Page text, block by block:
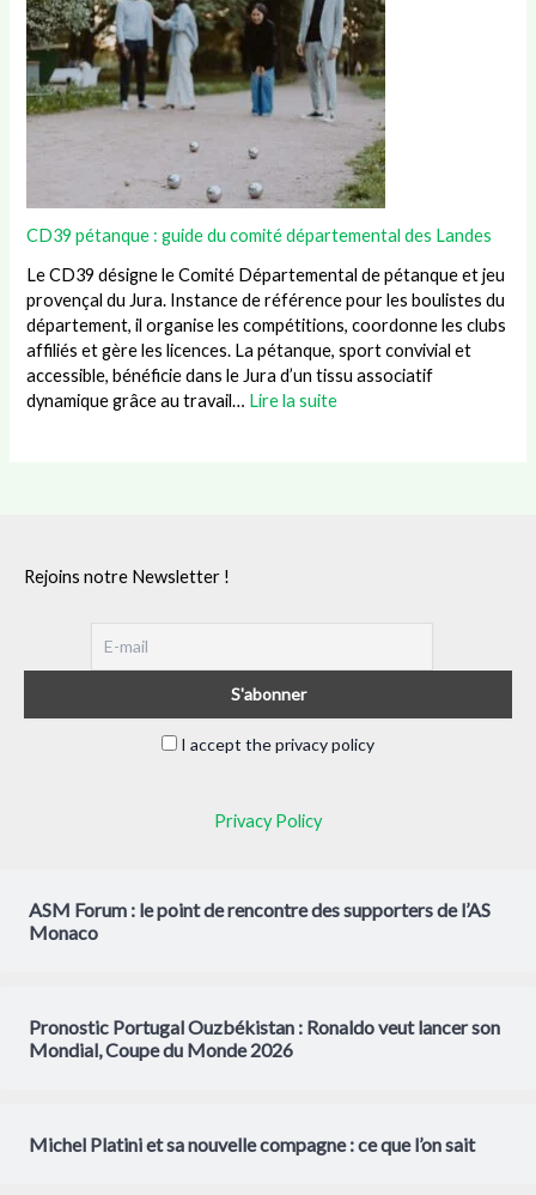
CD39 pétanque : guide du comité départemental des Landes
Le CD39 désigne le Comité Départemental de pétanque et jeu
provençal du Jura. Instance de référence pour les boulistes du
département, il organise les compétitions, coordonne les clubs
affiliés et gère les licences. La pétanque, sport convivial et
accessible, bénéficie dans le Jura d’un tissu associatif
dynamique grâce au travail… Lire la suite
Rejoins notre Newsletter !
I accept the privacy policy
Privacy Policy
ASM Forum : le point de rencontre des supporters de l’AS
Monaco
Pronostic Portugal Ouzbékistan : Ronaldo veut lancer son
Mondial, Coupe du Monde 2026
Michel Platini et sa nouvelle compagne : ce que l’on sait